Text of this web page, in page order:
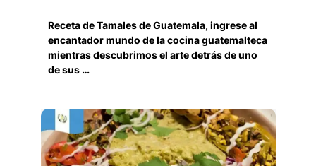
Receta de Tamales de Guatemala, ingrese al
encantador mundo de la cocina guatemalteca
mientras descubrimos el arte detrás de uno
de sus …